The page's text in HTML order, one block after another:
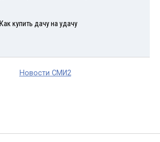
Как купить дачу на удачу
Новости СМИ2